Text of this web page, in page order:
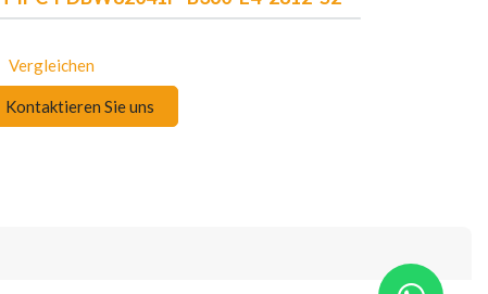
Vergleichen
Kontaktieren Sie uns